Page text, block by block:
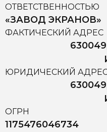
ОТВЕТСТВЕННОСТЬЮ
«ЗАВОД ЭКРАНОВ»
ФАКТИЧЕСКИЙ АДРЕС
ЮРИДИЧЕСКИЙ
ОГРН
1175476046734